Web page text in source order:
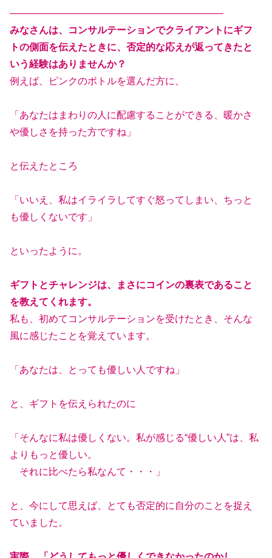
——————————————————————
みなさんは、コンサルテーションでクライアントにギフ
トの側面を伝えたときに、否定的な応えが返ってきたと
いう経験はありませんか？
例えば、ピンクのボトルを選んだ方に、
「あなたはまわりの人に配慮することができる、暖かさ
や優しさを持った方ですね」
と伝えたところ
「いいえ、私はイライラしてすぐ怒ってしまい、ちっと
も優しくないです」
といったように。
ギフトとチャレンジは、まさにコインの裏表であること
を教えてくれます。
私も、初めてコンサルテーションを受けたとき、そんな
風に感じたことを覚えています。
「あなたは、とっても優しい人ですね」
と、ギフトを伝えられたのに
「そんなに私は優しくない。私が感じる“優しい人”は、私
よりもっと優しい。
それに比べたら私なんて・・・」
と、今にして思えば、とても否定的に自分のことを捉え
ていました。